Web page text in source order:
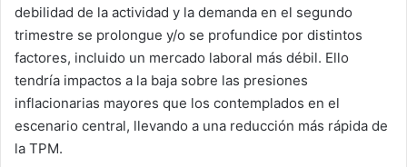
debilidad de la actividad y la demanda en el segundo
trimestre se prolongue y/o se profundice por distintos
factores, incluido un mercado laboral más débil. Ello
tendría impactos a la baja sobre las presiones
inflacionarias mayores que los contemplados en el
escenario central, llevando a una reducción más rápida de
la TPM.